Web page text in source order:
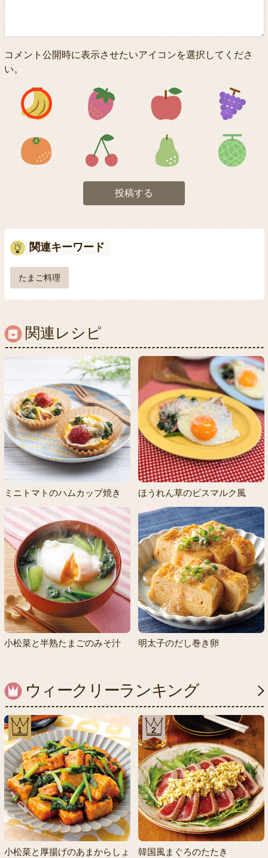
コメント公開時に表示させたいアイコンを選択してくださ
い。
アイコン1 アイコン2 アイコン3
アイコン5 アイコン6 アイコン7
投稿する
関連キーワード
たまご料理
関連レシピ
ミニトマトのハムカップ焼き ほうれん草のビスマルク風
小松菜と半熟たまごのみそ汁 明太子のだし巻き卵
ウィークリーランキング
1
小松菜と厚揚げのあまからしょ
2
韓国風まぐろのたたき